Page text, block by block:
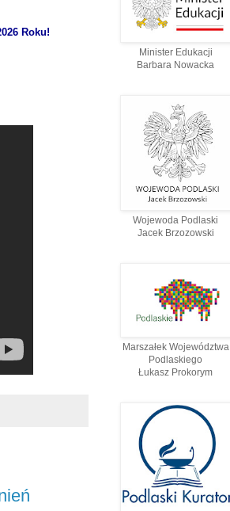
Roku!
Minister Edukacji
Barbara Nowacka
Wojewoda Podlaski
Jacek Brzozowski
Marszałek Województwa
Podlaskiego
Łukasz Prokorym